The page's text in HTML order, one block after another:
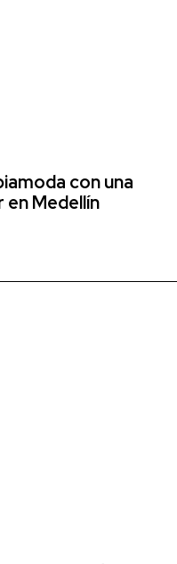
con una
Medellín